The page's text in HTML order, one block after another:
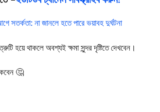
সতর্কতা: না জানলে হতে পারে ভয়াবহ দুর্ঘটনা
হয়ে থাকলে অবশ্যই ক্ষমা সুন্দর দৃষ্টিতে দেখবেন।
🤔